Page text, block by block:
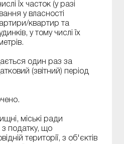
їх часток (у разі
у власності
квартир та
у тому числі їх
один раз за
(звітний) період
міські ради
з податку, що
території, з об'єктів